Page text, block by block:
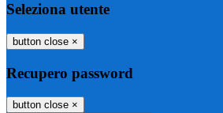
Seleziona utente
button close ×
Recupero password
button close ×